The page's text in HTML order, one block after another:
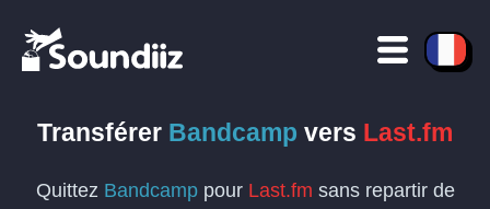
Transférer Bandcamp vers Last.fm
Quittez Bandcamppour Last.fm sans repartir de